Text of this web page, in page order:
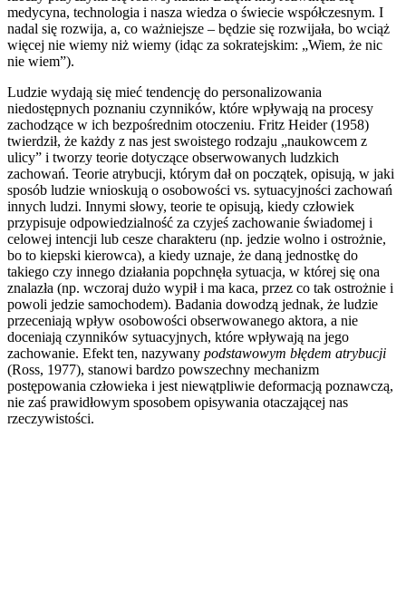
medycyna, technologia i nasza wiedza o świecie współczesnym. I
nadal się rozwija, a, co ważniejsze – będzie się rozwijała, bo wciąż
więcej nie wiemy niż wiemy (idąc za sokratejskim: „Wiem, że nic
nie wiem”).
Ludzie wydają się mieć tendencję do personalizowania
niedostępnych poznaniu czynników, które wpływają na procesy
zachodzące w ich bezpośrednim otoczeniu. Fritz Heider (1958)
twierdził, że każdy z nas jest swoistego rodzaju „naukowcem z
ulicy” i tworzy teorie dotyczące obserwowanych ludzkich
zachowań. Teorie atrybucji, którym dał on początek, opisują, w jaki
sposób ludzie wnioskują o osobowości vs. sytuacyjności zachowań
innych ludzi. Innymi słowy, teorie te opisują, kiedy człowiek
przypisuje odpowiedzialność za czyjeś zachowanie świadomej i
celowej intencji lub cesze charakteru (np. jedzie wolno i ostrożnie,
bo to kiepski kierowca), a kiedy uznaje, że daną jednostkę do
takiego czy innego działania popchnęła sytuacja, w której się ona
znalazła (np. wczoraj dużo wypił i ma kaca, przez co tak ostrożnie i
powoli jedzie samochodem). Badania dowodzą jednak, że ludzie
przeceniają wpływ osobowości obserwowanego aktora, a nie
doceniają czynników sytuacyjnych, które wpływają na jego
zachowanie. Efekt ten, nazywany podstawowym błędem atrybucji
(Ross, 1977), stanowi bardzo powszechny mechanizm
postępowania człowieka i jest niewątpliwie deformacją poznawczą,
nie zaś prawidłowym sposobem opisywania otaczającej nas
rzeczywistości.